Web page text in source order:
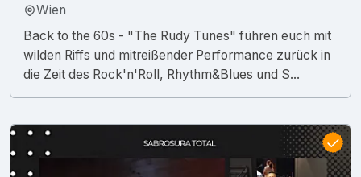
Wien
Back to the 60s - "The Rudy Tunes" führen euch mit
wilden Riffs und mitreißender Performance zurück in
die Zeit des Rock'n'Roll, Rhythm&Blues und S...